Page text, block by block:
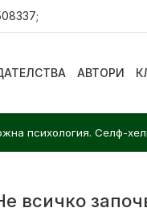
АВТОРИ
психология. Селф-
всичко